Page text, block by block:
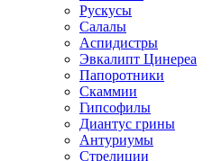
Рускусы
Салалы
Аспидистры
Эвкалипт Цинереа
Папоротники
Скаммии
Гипсофилы
Диантус грины
Антуриумы
Стрелиции